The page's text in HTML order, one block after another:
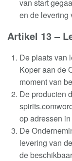
van start
en de levering
Artikel 13 –
De plaats van
Koper aan de
moment van
De producten
spirits.com
op adressen
De
levering van
de